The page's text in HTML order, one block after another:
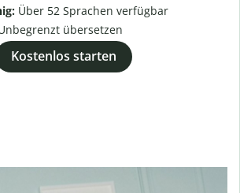
Über 52 Sprachen verfügbar
übersetzen
Kostenlos starten